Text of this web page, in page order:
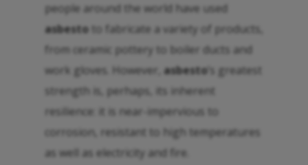
people around the world have used
asbesto to fabricate a variety of products,
from ceramic pottery to boiler ducts and
work gloves. However, asbesto ’s greatest
strength is, perhaps, its inherent
resilience: it is near-impervious to
corrosion, resistant to high temperatures
as well as electricity and fire.